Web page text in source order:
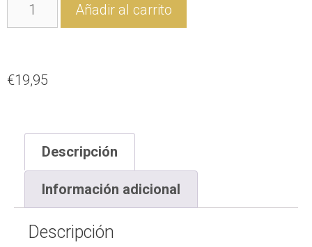
Añadir al carrito
€19,95
Descripción
Información adicional
Descripción